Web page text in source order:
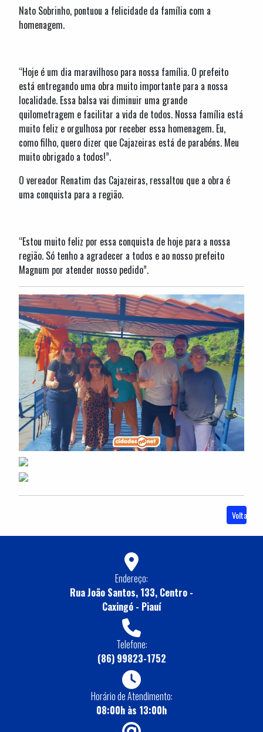
Nato Sobrinho, pontuou a felicidade da família com a
homenagem.
“Hoje é um dia maravilhoso para nossa família. O prefeito
está entregando uma obra muito importante para a nossa
localidade. Essa balsa vai diminuir uma grande
quilometragem e facilitar a vida de todos. Nossa família está
muito feliz e orgulhosa por receber essa homenagem. Eu,
como filho, quero dizer que Cajazeiras está de parabéns. Meu
muito obrigado a todos!”.
O vereador Renatim das Cajazeiras, ressaltou que a obra é
uma conquista para a região.
“Estou muito feliz por essa conquista de hoje para a nossa
região. Só tenho a agradecer a todos e ao nosso prefeito
Magnum por atender nosso pedido”.
Voltar
Endereço:
Rua João Santos, 133, Centro -
Caxingó - Piauí
Telefone:
(86) 99823-1752
Horário de Atendimento:
08:00h às 13:00h